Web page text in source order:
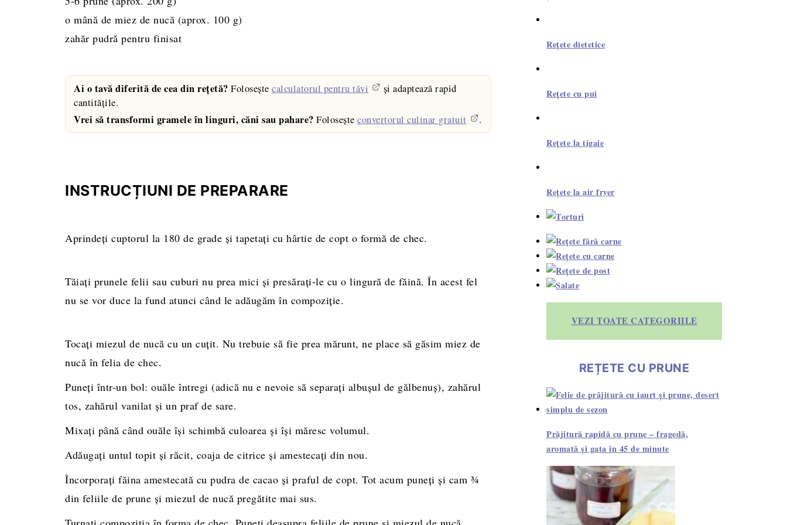
o mână de miez de nucă (aprox. 100 g)
zahăr pudră pentru finisat
Ai o tavă diferită de cea din rețetă? Folosește calculatorul pentru tăvi
și adaptează rapid
cantitățile.
Vrei să transformi gramele în linguri, căni sau pahare? Folosește convertorul culinar gratuit .
INSTRUCȚIUNI DE PREPARARE
Aprindeţi cuptorul la 180 de grade şi tapetaţi cu hârtie de copt o formă de chec.
Tăiați prunele felii sau cuburi nu prea mici și presărați-le cu o lingură de făină. În acest fel
nu se vor duce la fund atunci când le adăugăm în compoziție.
Tocați miezul de nucă cu un cuțit. Nu trebuie să fie prea mărunt, ne place să găsim miez de
nucă în felia de chec.
Puneți într-un bol: ouăle întregi (adică nu e nevoie să separați albușul de gălbenuș), zahărul
tos, zahărul vanilat și un praf de sare.
Mixați până când ouăle își schimbă culoarea și își măresc volumul.
Adăugați untul topit și răcit, coaja de citrice și amestecați din nou.
Încorporați făina amestecată cu pudra de cacao și praful de copt. Tot acum puneți și cam ¾
din feliile de prune și miezul de nucă pregătite mai sus.
Rețete dietetice
Rețete cu pui
Rețete la tigaie
Rețete la air fryer
VEZI TOATE CATEGORIILE
REȚETE CU PRUNE
Prăjitură rapidă cu prune – fragedă,
aromată și gata în 45 de minute